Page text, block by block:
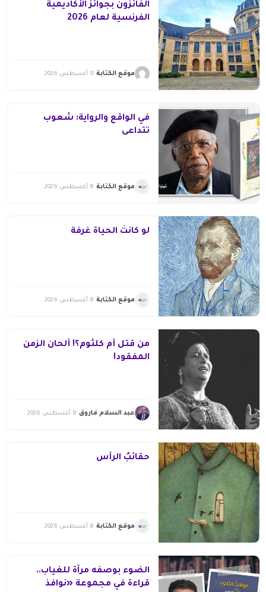
الفائزون بجوائز الأكاديمية
الفرنسية لعام 2026
موقع الكتابة 9 أغسطس 2026
في الواقع والرواية: شعوب
تتداعى
موقع الكتابة 8 أغسطس 2026
لو كانتْ الحياةُ غرفةً
موقع الكتابة 8 أغسطس 2026
من قتل أم كلثوم؟! ألحان الزمن
المفقود!
عبد السلام فاروق 8 أغسطس 2026
حقائبُ الرأس
موقع الكتابة 8 أغسطس 2026
الضوء بوصفه مرآة للغياب..
قراءة في مجموعة «نوافذ